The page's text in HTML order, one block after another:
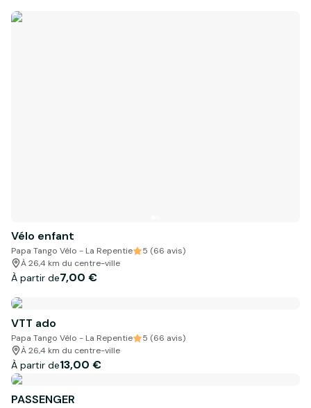
Vélo enfant
Papa Tango Vélo - La Repentie
5 (66 avis)
À 26,4 km du centre-ville
À partir de7,00 €
VTT ado
Papa Tango Vélo - La Repentie
5 (66 avis)
À 26,4 km du centre-ville
À partir de13,00 €
PASSENGER